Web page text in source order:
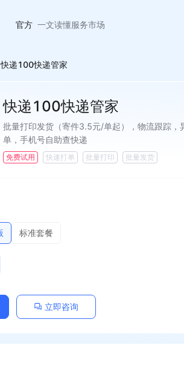
官方 一文读懂服务市场
快递100快递管家
快递100快递管家
批量打印发货（寄件3.5元/单起），物流跟踪，
单，手机号自助查快递
免费试用 快速打单 批量打印 批量发货
标准套餐
立即咨询